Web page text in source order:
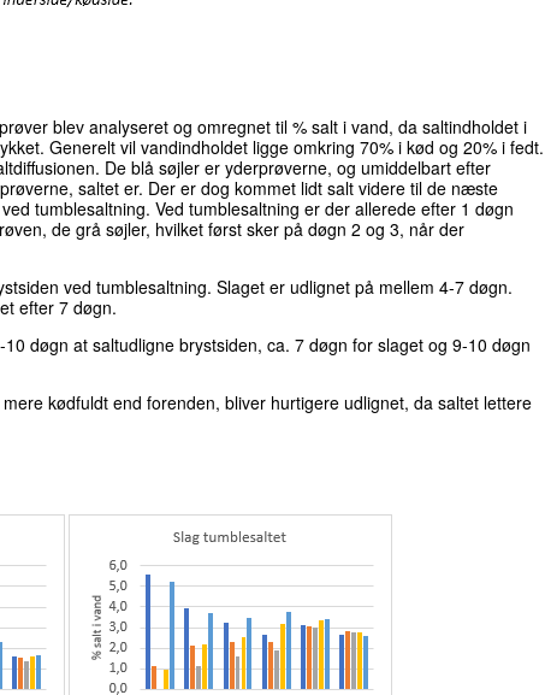
blev analyseret og omregnet til % salt i vand, da saltindholdet i
Generelt vil vandindholdet ligge omkring 70% i kød og 20% i fedt.
De blå søjler er yderprøverne, og umiddelbart efter
saltet er. Der er dog kommet lidt salt videre til de næste
tumblesaltning. Ved tumblesaltning er der allerede efter 1 døgn
de grå søjler, hvilket først sker på døgn 2 og 3, når der
ved tumblesaltning. Slaget er udlignet på mellem 4-7 døgn.
efter 7 døgn.
døgn at saltudligne brystsiden, ca. 7 døgn for slaget og 9-10 døgn
kødfuldt end forenden, bliver hurtigere udlignet, da saltet lettere